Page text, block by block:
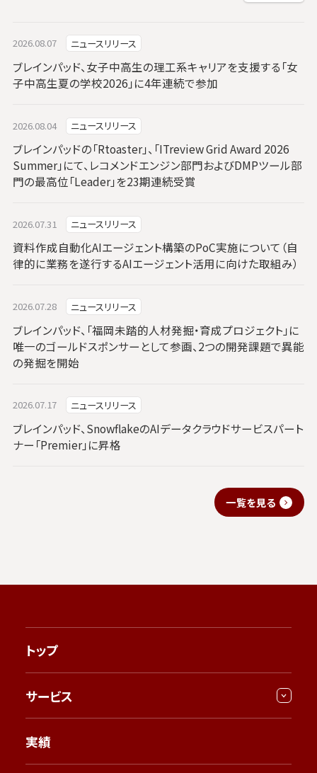
2026.08.07 ニュースリリース
ブレインパッド、女子中高生の理工系キャリアを支援する「女
子中高生夏の学校2026」に4年連続で参加
2026.08.04 ニュースリリース
ブレインパッドの「Rtoaster」、「ITreview Grid Award 2026
Summer」にて、レコメンドエンジン部門およびDMPツール部
門の最高位「Leader」を23期連続受賞
2026.07.31 ニュースリリース
資料作成自動化AIエージェント構築のPoC実施について（自
律的に業務を遂行するAIエージェント活用に向けた取組み）
2026.07.28 ニュースリリース
ブレインパッド、「福岡未踏的人材発掘・育成プロジェクト」に
唯一のゴールドスポンサーとして参画、2つの開発課題で異能
の発掘を開始
2026.07.17 ニュースリリース
ブレインパッド、SnowflakeのAIデータクラウドサービスパート
ナー「Premier」に昇格
一覧を見る
トップ
サービス
実績